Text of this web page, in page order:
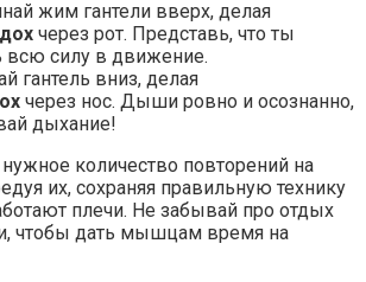
жим гантели вверх, делая
через рот. Представь, что ты
силу в движение.
гантель вниз, делая
через нос. Дыши ровно и осознанно,
дыхание!
количество повторений на
их, сохраняя правильную технику
плечи. Не забывай про отдых
чтобы дать мышцам время на